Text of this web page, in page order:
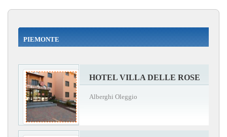
PIEMONTE
HOTEL VILLA DELLE ROSE
Alberghi Oleggio